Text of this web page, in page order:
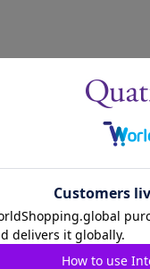
フチが入ります。
上、（1）～（3）の
率が異なりますが、上
チ無しの写真となりま
真をスチール写真の